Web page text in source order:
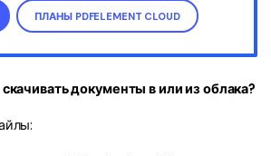
ПЛАНЫ PDFELEMENT CLOUD
документы в или из облака?